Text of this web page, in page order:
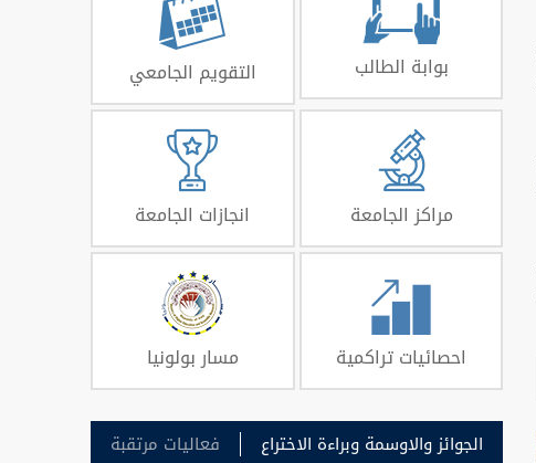
بوابة الطالب التقويم الجامعي
مراكز الجامعة انجازات الجامعة
احصائيات تراكمية مسار بولونيا
الجوائز والاوسمة وبراءة الاختراع
فعاليات مرتقبة